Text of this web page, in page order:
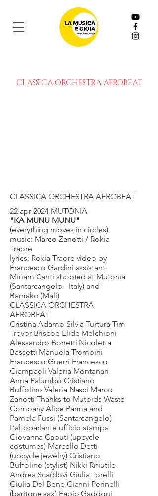
CLASSICA ORCHESTRA AFROBEAT
CLASSICA ORCHESTRA AFROBEAT
22 apr 2024 MUTONIA
"KA MUNU MUNU"
(everything moves in circles)
music: Marco Zanotti / Rokia
Traore
lyrics: Rokia Traore video by
Francesco Gardini assistant
Miriam Canti shooted at Mutonia
(Santarcangelo - Italy) and
Bamako (Mali)
CLASSICA ORCHESTRA
AFROBEAT
Cristina Adamo Silvia Turtura Tim
Trevor-Briscoe Elide Melchioni
Alessandro Bonetti Nicoletta
Bassetti Manuela Trombini
Francesco Guerri Francesco
Giampaoli Valeria Montanari
Anna Palumbo Cristiano
Buffolino Valeria Nasci Marco
Zanotti Thanks to Mutoids Waste
Company Alice Parma and
Pamela Fussi (Santarcangelo)
L’altoparlante ufficio stampa
Giovanna Caputi (upcycle
costumes) Marcello Detti
(upcycle jewelry) Cristiano
Buffolino (stylist) Nikki Rifiutile
Andrea Scardovi Giulia Torelli
Giulia Del Bene Gianni Perinelli
(baritone sax) Fabio Gaddoni